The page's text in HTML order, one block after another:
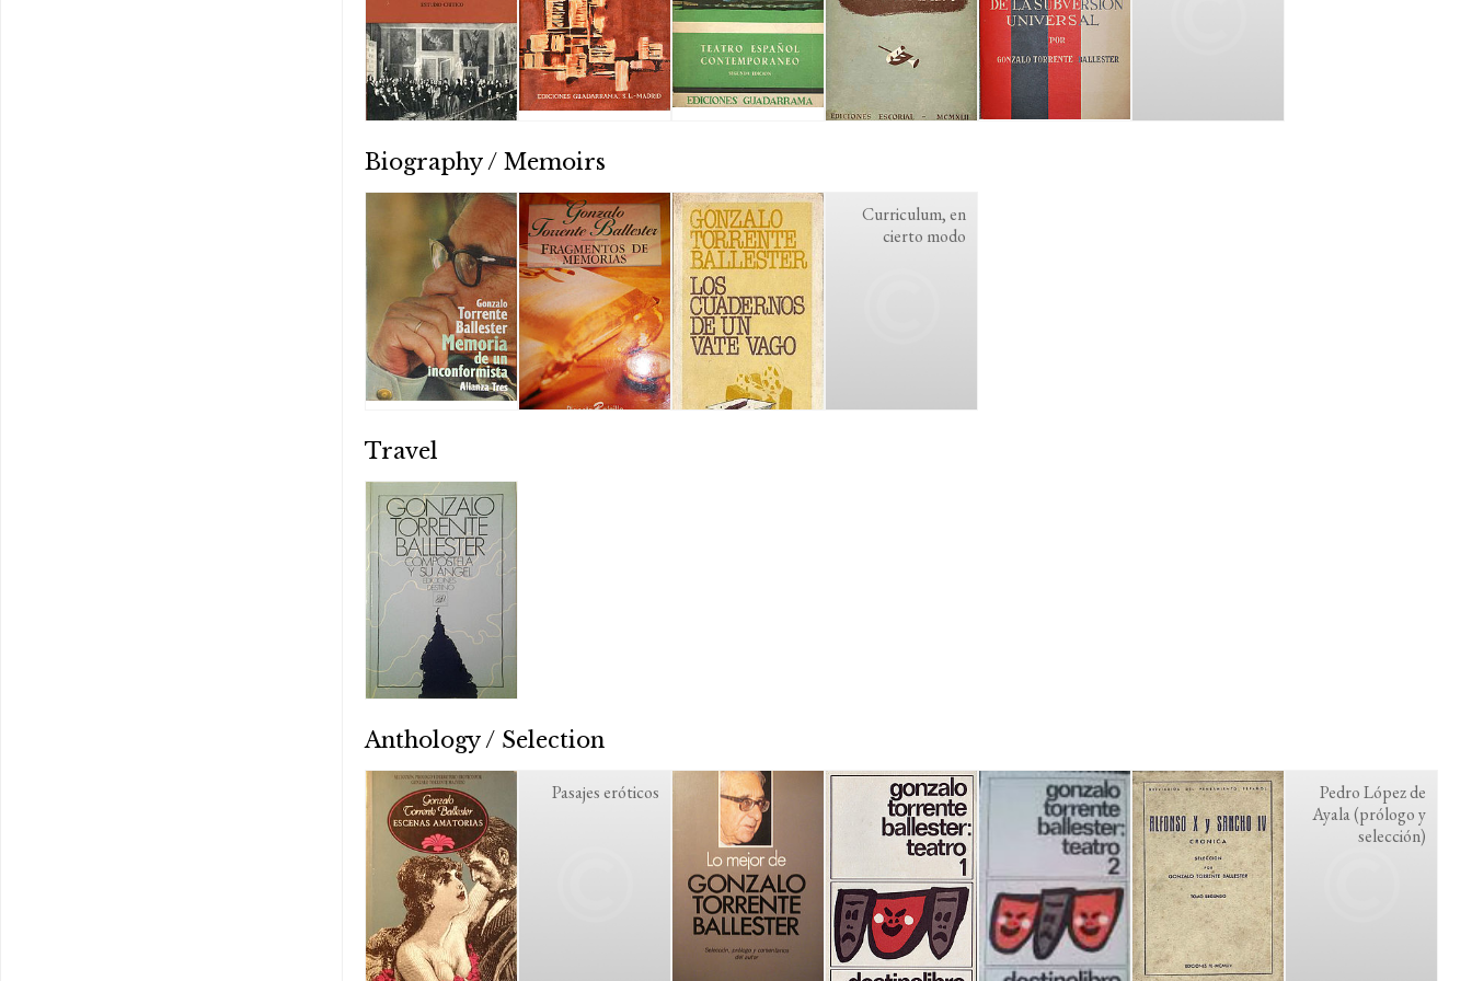
Biography / Memoirs
Curriculum, en
cierto modo
Travel
Anthology / Selection
Pasajes eróticos
Pedro López de
Ayala (prólogo y
selección)